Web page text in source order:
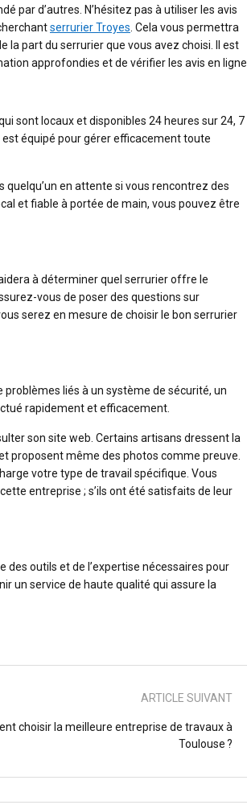
par d’autres. N’hésitez pas à utiliser les avis
serrurier Troyes . Cela vous permettra
la part du serrurier que vous avez choisi. Il est
approfondies et de vérifier les avis en ligne.
sont locaux et disponibles 24 heures sur 24, 7
est équipé pour gérer efficacement toute
quelqu’un en attente si vous rencontrez des
et fiable à portée de main, vous pouvez être
à déterminer quel serrurier offre le
vous de poser des questions sur
serez en mesure de choisir le bon serrurier
problèmes liés à un système de sécurité, un
rapidement et efficacement.
son site web. Certains artisans dressent la
proposent même des photos comme preuve.
votre type de travail spécifique. Vous
entreprise ; s’ils ont été satisfaits de leur
des outils et de l’expertise nécessaires pour
un service de haute qualité qui assure la
ARTICLE SUIVANT
choisir la meilleure entreprise de travaux à
Toulouse ?